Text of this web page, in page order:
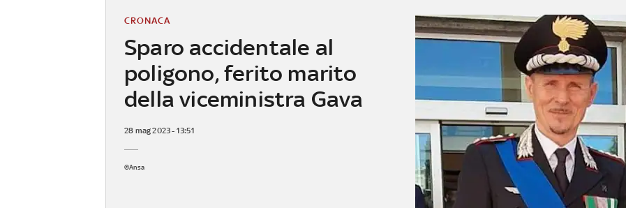
Sparo accidentale al
poligono, ferito marito
della viceministra Gava
CRONACA
28 mag 2023 - 13:51
©Ansa